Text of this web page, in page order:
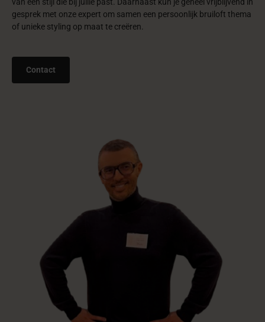
gesprek met onze expert om samen een persoonlijk bruiloft thema
of unieke styling op maat te creëren.
Contact